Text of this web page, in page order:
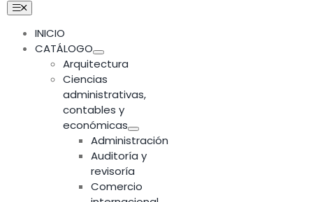
Skip
content
Toggle
Navigation
INICIO
CATÁLOGO
Arquitectura
Ciencias
administrativas,
contables y
económicas
Administración
Auditoría y
revisoría
Comercio